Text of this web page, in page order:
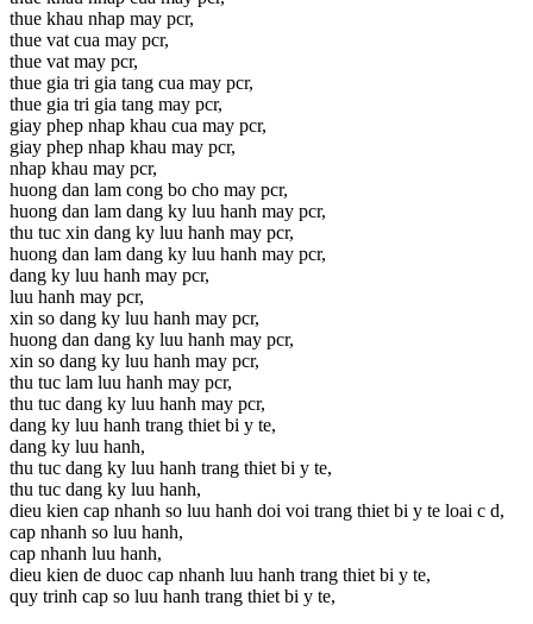
thue khau nhap may pcr,
thue vat cua may pcr,
thue vat may pcr,
thue gia tri gia tang cua may pcr,
thue gia tri gia tang may pcr,
giay phep nhap khau cua may pcr,
giay phep nhap khau may pcr,
nhap khau may pcr,
huong dan lam cong bo cho may pcr,
huong dan lam dang ky luu hanh may pcr,
thu tuc xin dang ky luu hanh may pcr,
huong dan lam dang ky luu hanh may pcr,
dang ky luu hanh may pcr,
luu hanh may pcr,
xin so dang ky luu hanh may pcr,
huong dan dang ky luu hanh may pcr,
xin so dang ky luu hanh may pcr,
thu tuc lam luu hanh may pcr,
thu tuc dang ky luu hanh may pcr,
dang ky luu hanh trang thiet bi y te,
dang ky luu hanh,
thu tuc dang ky luu hanh trang thiet bi y te,
thu tuc dang ky luu hanh,
dieu kien cap nhanh so luu hanh doi voi trang thiet bi y te loai c d,
cap nhanh so luu hanh,
cap nhanh luu hanh,
dieu kien de duoc cap nhanh luu hanh trang thiet bi y te,
quy trinh cap so luu hanh trang thiet bi y te,